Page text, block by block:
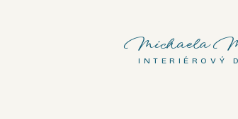
Michaela
INTERIÉROVÝ